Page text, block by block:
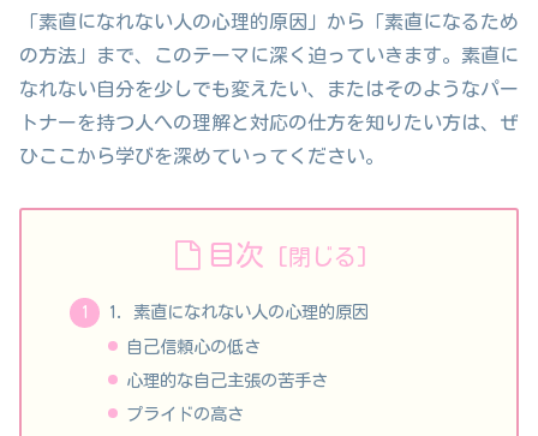
「素直になれない人の心理的原因」から「素直になるため
の方法」まで、このテーマに深く迫っていきます。素直に
なれない自分を少しでも変えたい、またはそのようなパー
トナーを持つ人への理解と対応の仕方を知りたい方は、ぜ
ひここから学びを深めていってください。
目次
1. 素直になれない人の心理的原因
自己信頼心の低さ
心理的な自己主張の苦手さ
プライドの高さ